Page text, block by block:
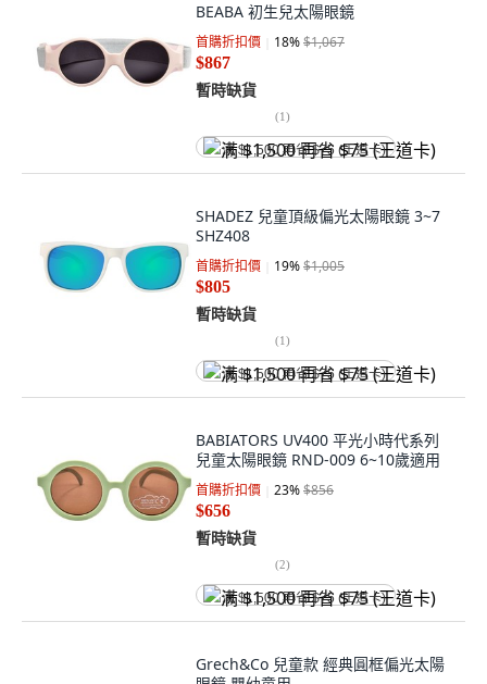
BEABA 初生兒太陽眼鏡
首購折扣價 18%$1,067
$867
暫時缺貨
(1)
满 $1,500 再省 $75 (王道卡)
SHADEZ 兒童頂級偏光太陽眼鏡 3~7
SHZ408
首購折扣價 19%$1,005
$805
暫時缺貨
(1)
满 $1,500 再省 $75 (王道卡)
BABIATORS UV400 平光小時代系列
兒童太陽眼鏡 RND-009 6~10歲適用
首購折扣價 23%$856
$656
暫時缺貨
(2)
满 $1,500 再省 $75 (王道卡)
Grech&Co 兒童款 經典圓框偏光太陽